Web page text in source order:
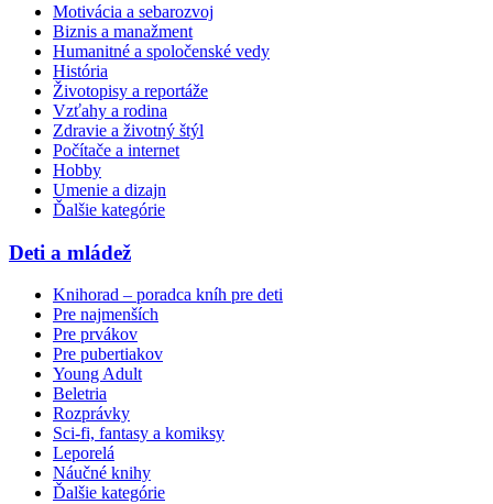
Motivácia a sebarozvoj
Biznis a manažment
Humanitné a spoločenské vedy
História
Životopisy a reportáže
Vzťahy a rodina
Zdravie a životný štýl
Počítače a internet
Hobby
Umenie a dizajn
Ďalšie kategórie
Deti a mládež
Knihorad – poradca kníh pre deti
Pre najmenších
Pre prvákov
Pre pubertiakov
Young Adult
Beletria
Rozprávky
Sci-fi, fantasy a komiksy
Leporelá
Náučné knihy
Ďalšie kategórie